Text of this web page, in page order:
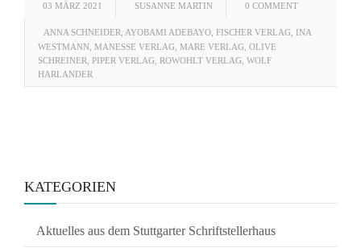
03 MÄRZ 2021 SUSANNE MARTIN 0 COMMENT
ANNA SCHNEIDER AYOBAMI ADEBAYO FISCHER VERLAG
INA
WESTMANN MANESSE VERLAG MARE VERLAG OLIVE
SCHREINER PIPER VERLAG ROWOHLT VERLAG WOLF
HARLANDER
KATEGORIEN
Aktuelles aus dem Stuttgarter Schriftstellerhaus